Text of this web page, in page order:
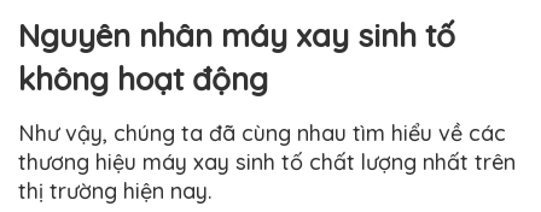
Nguyên nhân máy xay sinh tố
không hoạt động
Như vậy, chúng ta đã cùng nhau tìm hiểu về các
thương hiệu máy xay sinh tố chất lượng nhất trên
thị trường hiện nay.